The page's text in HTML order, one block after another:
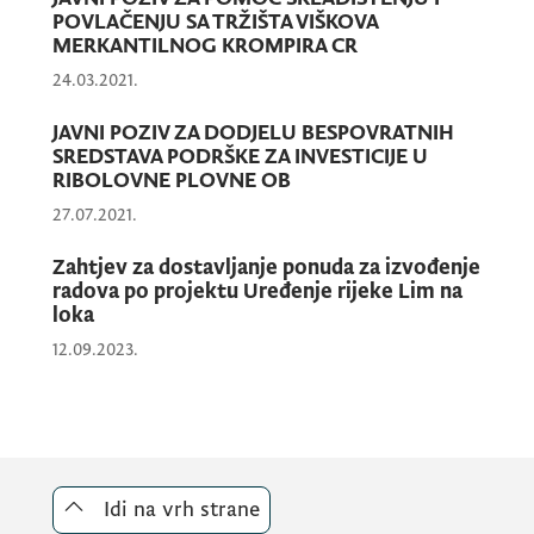
organizovala skup ili realizovala
projekat usmjeren na unapređenje stanja
u određenoj oblasti;
je predala poreskom organu prijavu za
prethodnu fiskalnu godinu (fotokopiju
bilansa stanja i bilansa uspjeha);više od
polovine članova organa upravljanja
nevladine organizacije nijesu članovi
organa političkih partija, javni
funkcioneri, rukovodeća lica ili državni
službenici, odnosno namještenici.
POVLAČENJU SA TRŽIŠTA VIŠKOVA
MERKANTILNOG KROMPIRA CR
24.03.2021.
JAVNI POZIV ZA DODJELU BESPOVRATNIH
SREDSTAVA PODRŠKE ZA INVESTICIJE U
RIBOLOVNE PLOVNE OB
27.07.2021.
Zahtjev za dostavljanje ponuda za izvođenje
radova po projektu Uređenje rijeke Lim na
loka
12.09.2023.
Idi na vrh strane